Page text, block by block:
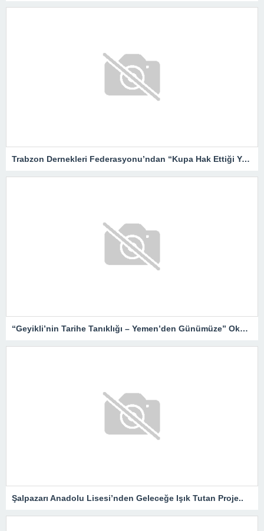
Trabzon Dernekleri Federasyonu’ndan “Kupa Hak Ettiği Yere Verilsin”
“Geyikli’nin Tarihe Tanıklığı – Yemen’den Günümüze” Okurlarıyla Buluşuyor…
Şalpazarı Anadolu Lisesi’nden Geleceğe Işık Tutan Proje..